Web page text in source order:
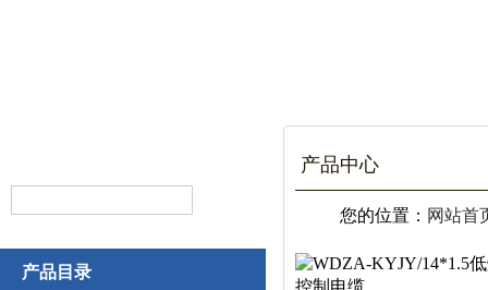
产品目录
产品中心
您的位置： 网站首